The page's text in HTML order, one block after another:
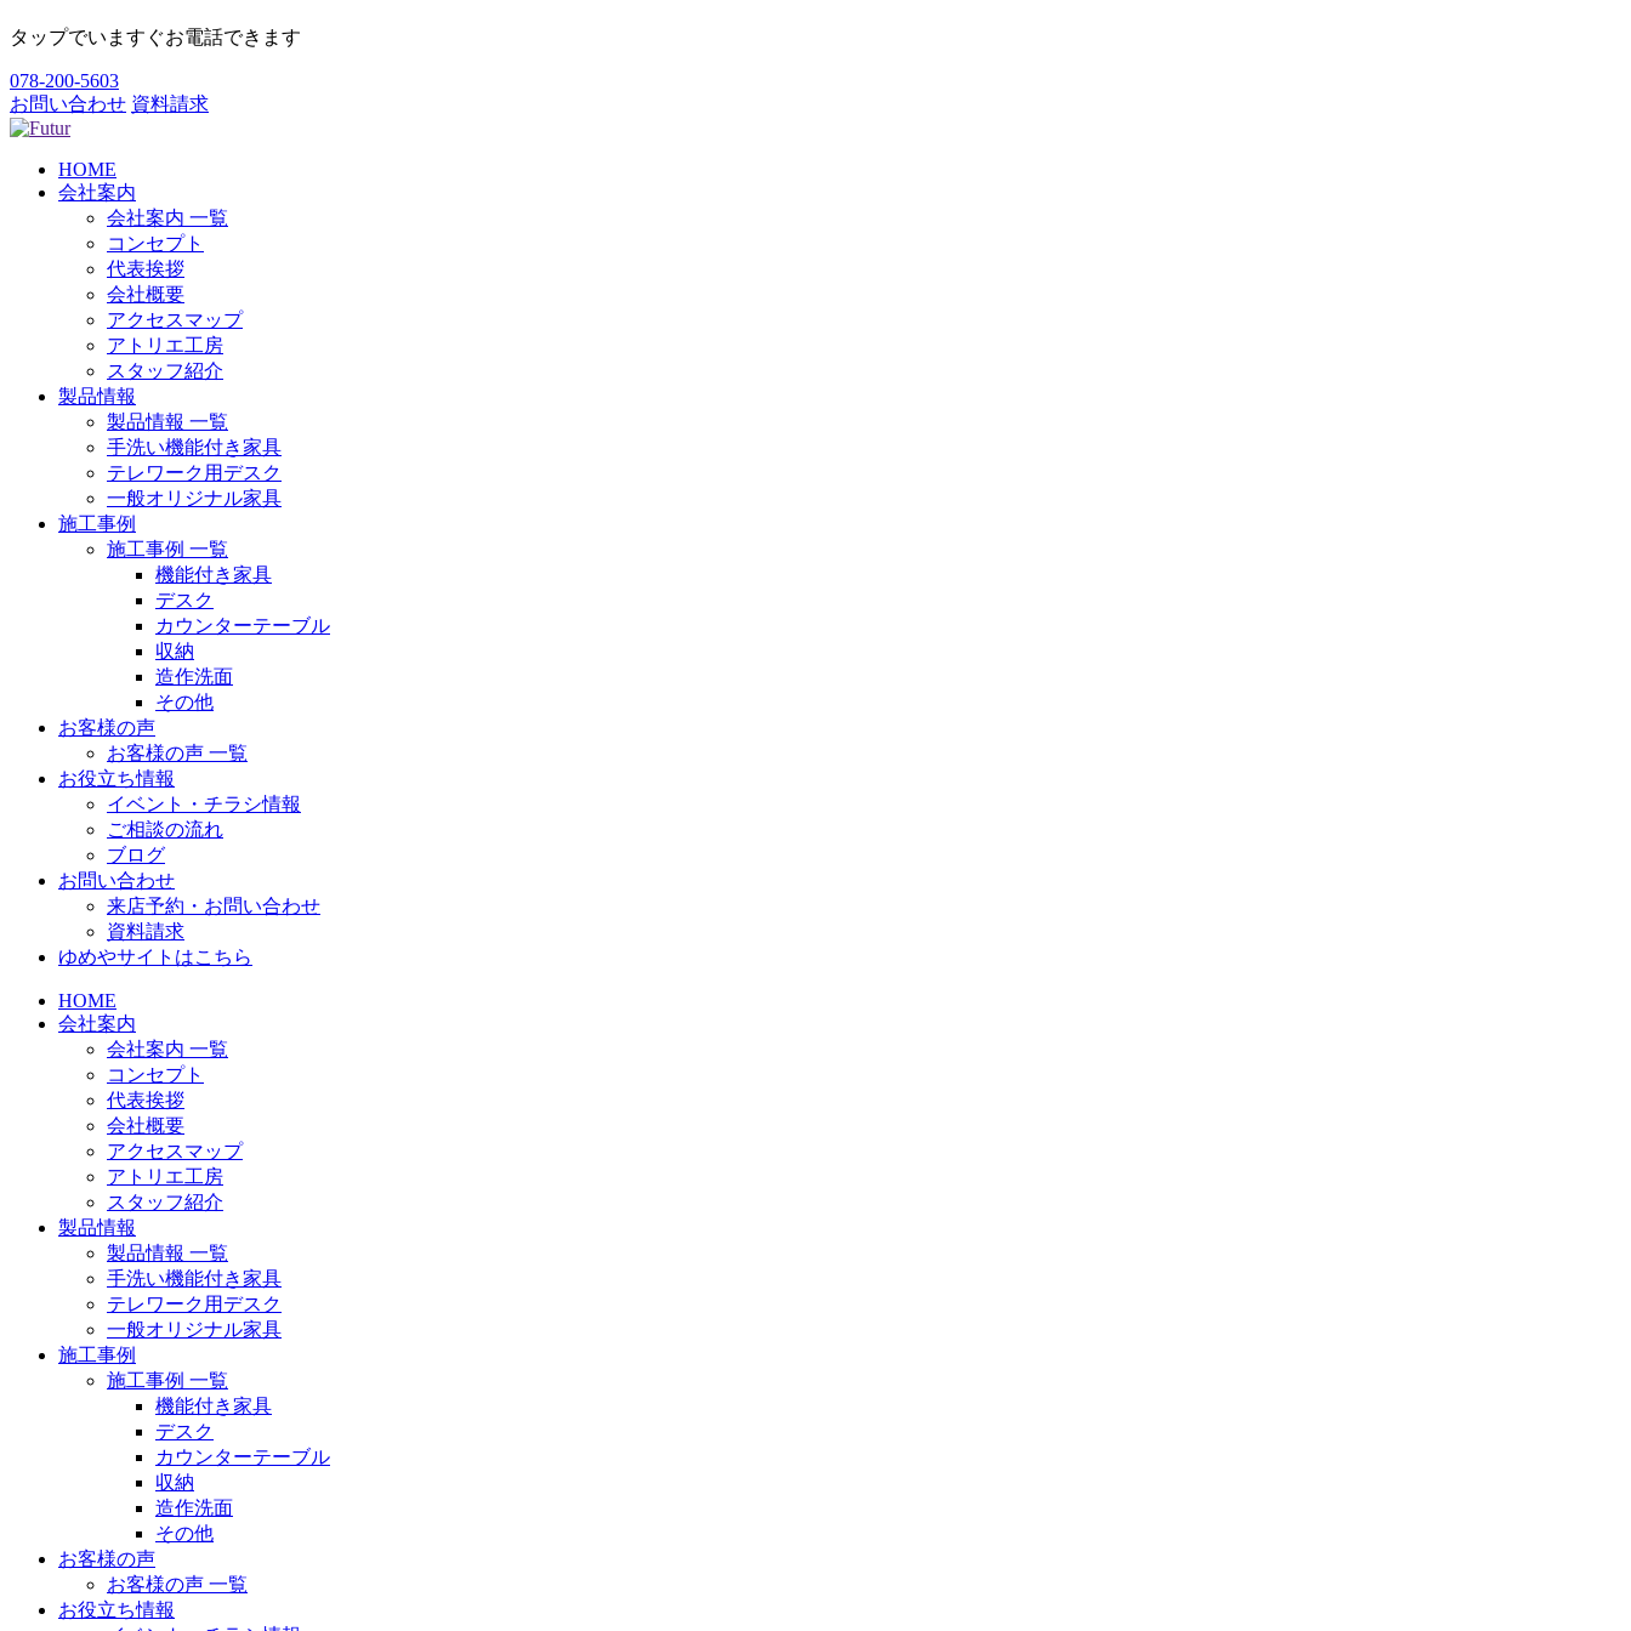
タップでいますぐお電話できます
078-200-5603
お問い合わせ 資料請求
HOME
会社案内
会社案内 一覧
コンセプト
代表挨拶
会社概要
アクセスマップ
アトリエ工房
スタッフ紹介
製品情報
製品情報 一覧
手洗い機能付き家具
テレワーク用デスク
一般オリジナル家具
施工事例
施工事例 一覧
機能付き家具
デスク
カウンターテーブル
収納
造作洗面
その他
お客様の声
お客様の声 一覧
お役立ち情報
イベント・チラシ情報
ご相談の流れ
ブログ
お問い合わせ
来店予約・お問い合わせ
資料請求
ゆめやサイトはこちら
HOME
会社案内
会社案内 一覧
コンセプト
代表挨拶
会社概要
アクセスマップ
アトリエ工房
スタッフ紹介
製品情報
製品情報 一覧
手洗い機能付き家具
テレワーク用デスク
一般オリジナル家具
施工事例
施工事例 一覧
機能付き家具
デスク
カウンターテーブル
収納
造作洗面
その他
お客様の声
お客様の声 一覧
お役立ち情報